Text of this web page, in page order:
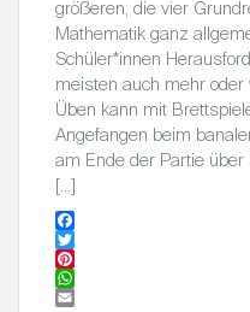
größeren, die vier
Mathematik ganz
Schüler*innen
meisten auch mehr
Üben kann mit
Angefangen beim
am Ende der Partie über
[…]
F
a
c
e
T
w
i
P
iW